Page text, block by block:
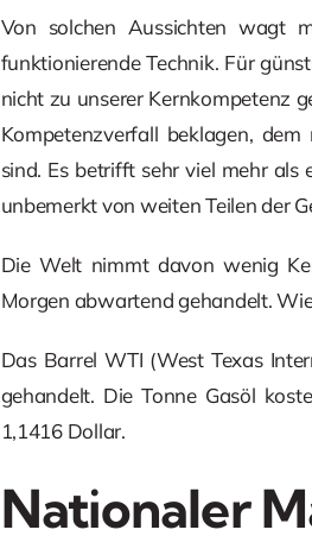
Von solchen Aussichten wagt
funktionierende Technik. Für
nicht zu unserer Kernkompetenz
Kompetenzverfall beklagen,
sind. Es betrifft sehr viel mehr
unbemerkt von weiten Teilen der
Die Welt nimmt davon wenig
Morgen abwartend gehandelt.
Das Barrel WTI (West Texas
gehandelt. Die Tonne Gasöl
1,1416 Dollar.
Nationaler